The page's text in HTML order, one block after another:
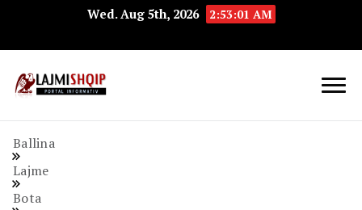
Wed. Aug 5th, 2026 2:53:01 AM
Ballina
Lajme
Bota